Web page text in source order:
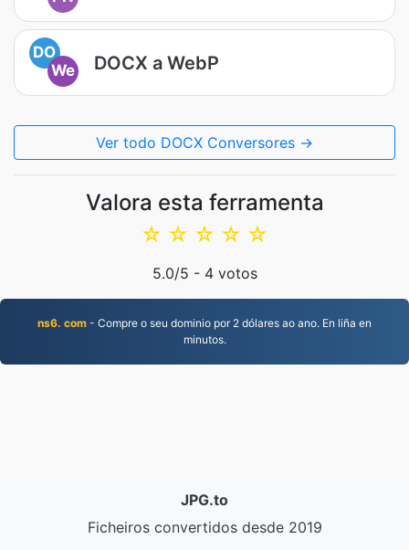
DO
We
DOCX a WebP
Ver todo DOCX Conversores →
Valora esta ferramenta
☆
☆
☆
☆
☆
5.0/5 - 4votos
ns6. com - Compre o seu dominio por 2 dólares ao ano. En liña en
minutos.
JPG.to
Ficheiros convertidos desde 2019